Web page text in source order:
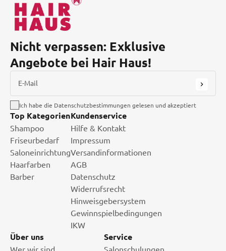
Nicht verpassen: Exklusive
Angebote bei Hair Haus!
E-Mail
Ich habe die Datenschutzbestimmungen gelesen und akzeptiert
Top Kategorien
Shampoo
Friseurbedarf
Saloneinrichtung
Haarfarben
Barber
Kundenservice
Hilfe & Kontakt
Impressum
Versandinformationen
AGB
Datenschutz
Widerrufsrecht
Hinweisgebersystem
Gewinnspielbedingungen
IKW
Über uns Service